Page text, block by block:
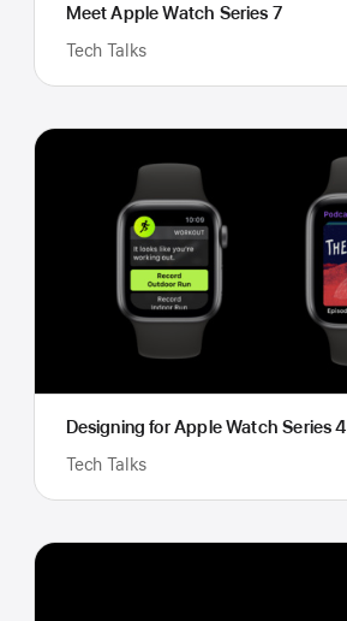
Meet Apple Watch Series 7
Tech Talks
Designing for Apple Watch Series 4
Tech Talks